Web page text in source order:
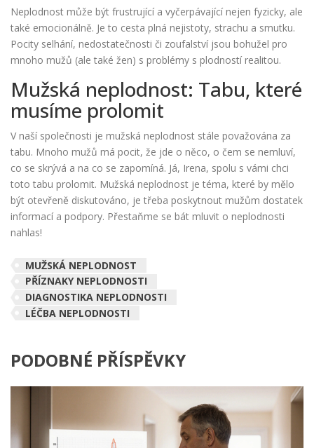
Neplodnost může být frustrující a vyčerpávající nejen fyzicky, ale
také emocionálně. Je to cesta plná nejistoty, strachu a smutku.
Pocity selhání, nedostatečnosti či zoufalství jsou bohužel pro
mnoho mužů (ale také žen) s problémy s plodností realitou.
Mužská neplodnost: Tabu, které
musíme prolomit
V naší společnosti je mužská neplodnost stále považována za
tabu. Mnoho mužů má pocit, že jde o něco, o čem se nemluví,
co se skrývá a na co se zapomíná. Já, Irena, spolu s vámi chci
toto tabu prolomit. Mužská neplodnost je téma, které by mělo
být otevřeně diskutováno, je třeba poskytnout mužům dostatek
informací a podpory. Přestaňme se bát mluvit o neplodnosti
nahlas!
MUŽSKÁ NEPLODNOST
PŘÍZNAKY NEPLODNOSTI
DIAGNOSTIKA NEPLODNOSTI
LÉČBA NEPLODNOSTI
PODOBNÉ PŘÍSPĚVKY